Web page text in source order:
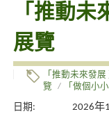
「推動
展覽
「推動未來發
覽
/ 「做個小
日期:
2026年